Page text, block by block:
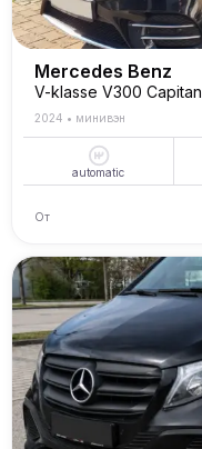
Mercedes Benz
V-klasse V300 Capitan
2024 • минивэн
automatic
От